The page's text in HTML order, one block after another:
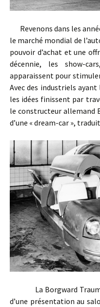
Revenons dans les
le marché mondial de
pouvoir d’achat et une
décennie, les show-
apparaissent pour
Avec des industriels
les idées finissent par
le constructeur allemand
d’une « dream-car »,
La Borgward
d’une présentation au